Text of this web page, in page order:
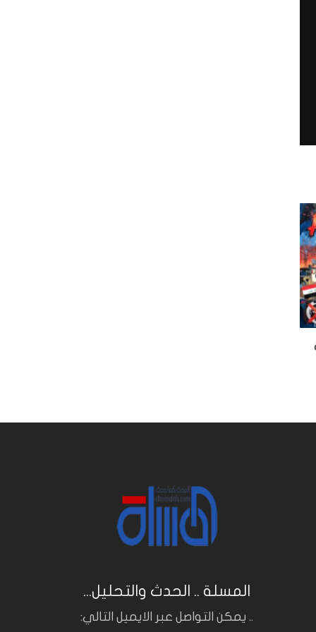
المسلة .. الحدث والتحليل...
.. يمكن التواصل عبر الايميل التالي: